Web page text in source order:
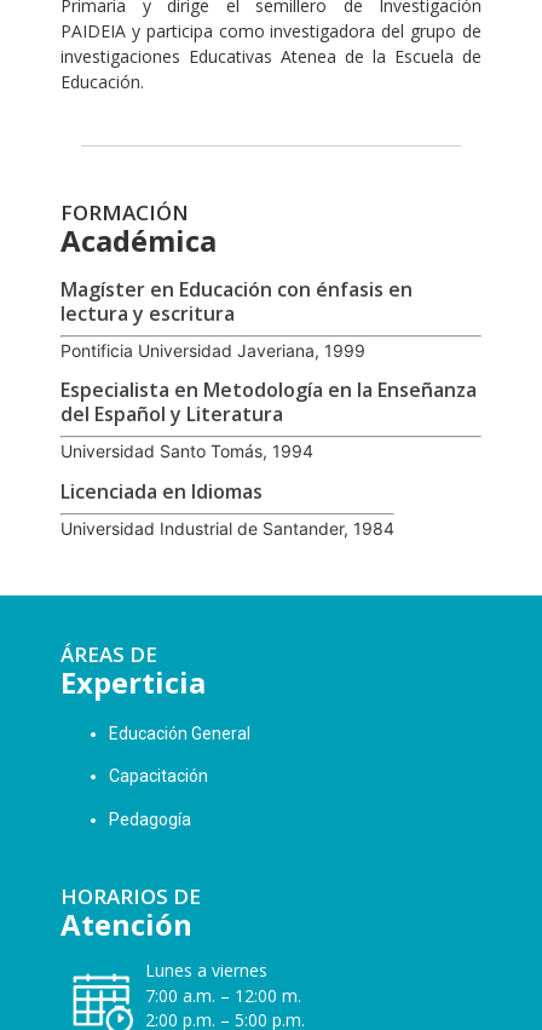
Primaria y dirige el semillero de Investigación
PAIDEIA y participa como investigadora del grupo de
investigaciones Educativas Atenea de la Escuela de
Educación.
FORMACIÓN
Académica
Magíster en Educación con énfasis en
lectura y escritura
Pontificia Universidad Javeriana, 1999
Especialista en Metodología en la Enseñanza
del Español y Literatura
Universidad Santo Tomás, 1994
Licenciada en Idiomas
Universidad Industrial de Santander, 1984
ÁREAS DE
Experticia
Educación General
Capacitación
Pedagogía
HORARIOS DE
Atención
Lunes a viernes
7:00 a.m. – 12:00 m.
2:00 p.m. – 5:00 p.m.